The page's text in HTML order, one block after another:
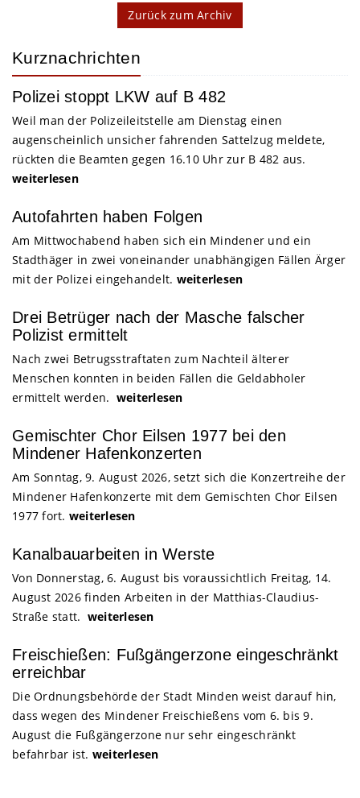
Zurück zum Archiv
Kurznachrichten
Polizei stoppt LKW auf B 482
Weil man der Polizeileitstelle am Dienstag einen
augenscheinlich unsicher fahrenden Sattelzug meldete,
rückten die Beamten gegen 16.10 Uhr zur B 482 aus.
weiterlesen
Autofahrten haben Folgen
Am Mittwochabend haben sich ein Mindener und ein
Stadthäger in zwei voneinander unabhängigen Fällen Ärger
mit der Polizei eingehandelt. weiterlesen
Drei Betrüger nach der Masche falscher
Polizist ermittelt
Nach zwei Betrugsstraftaten zum Nachteil älterer
Menschen konnten in beiden Fällen die Geldabholer
ermittelt werden. weiterlesen
Gemischter Chor Eilsen 1977 bei den
Mindener Hafenkonzerten
Am Sonntag, 9. August 2026, setzt sich die Konzertreihe der
Mindener Hafenkonzerte mit dem Gemischten Chor Eilsen
1977 fort. weiterlesen
Kanalbauarbeiten in Werste
Von Donnerstag, 6. August bis voraussichtlich Freitag, 14.
August 2026 finden Arbeiten in der Matthias-Claudius-
Straße statt. weiterlesen
Freischießen: Fußgängerzone eingeschränkt
erreichbar
Die Ordnungsbehörde der Stadt Minden weist darauf hin,
dass wegen des Mindener Freischießens vom 6. bis 9.
August die Fußgängerzone nur sehr eingeschränkt
befahrbar ist. weiterlesen